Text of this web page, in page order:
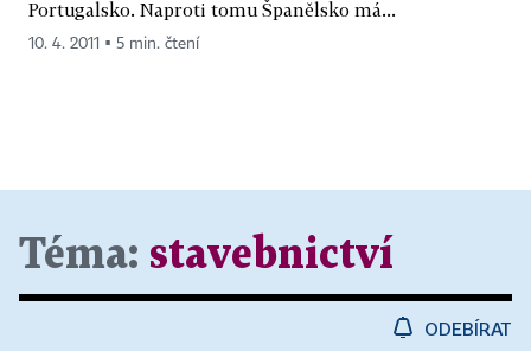
Portugalsko. Naproti tomu Španělsko má...
10. 4. 2011 ▪ 5 min. čtení
Téma: stavebnictví
ODEBÍRAT